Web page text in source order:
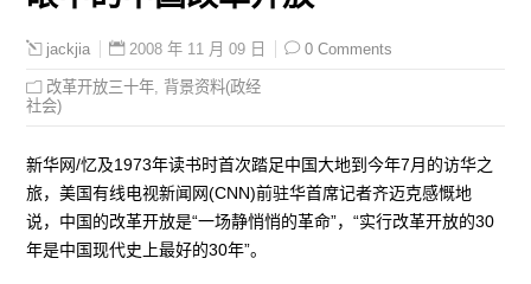
jackjia 2008 年 11 月 09 日 0 Comments
改革开放三十年 背景资料(政经
社会)
新华网/忆及1973年读书时首次踏足中国大地到今年7月的访华之
旅，美国有线电视新闻网(CNN)前驻华首席记者齐迈克感慨地
说，中国的改革开放是“一场静悄悄的革命”，“实行改革开放的30
年是中国现代史上最好的30年”。